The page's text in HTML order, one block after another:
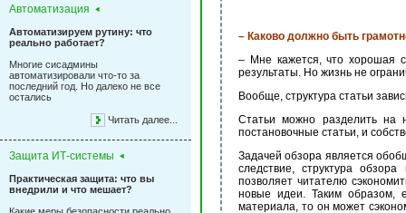
Автоматизация
Автоматизируем рутину: что
реально работает?
Многие сисадмины
автоматизировали что-то за
последний год. Но далеко не все
остались
Читать далее...
Защита ИТ-системы
Практическая защита: что вы
внедрили и что мешает?
– Каково должно быть
– Мне кажется, что хорошая
результаты. Но жизнь не
Вообще, структура статьи
Статьи можно разделить на
постановочные статьи, и
Задачей обзора является
следствие, структура
позволяет читателю
новые идеи. Таким образом,
материала, то он может